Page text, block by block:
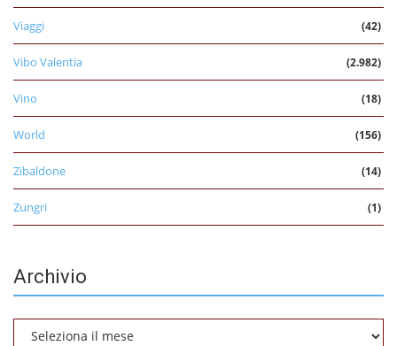
Viaggi (42)
Vibo Valentia (2.982)
Vino (18)
World (156)
Zibaldone (14)
Zungri (1)
Archivio
Archivio